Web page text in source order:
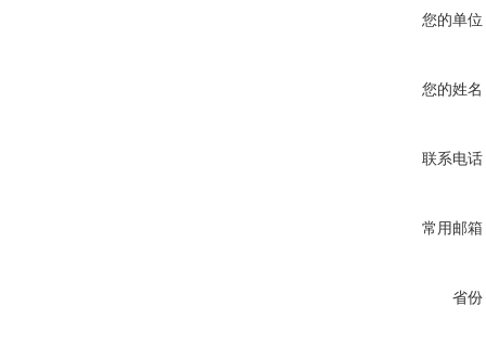
您的单位
您的姓名
联系电话
常用邮箱
省份